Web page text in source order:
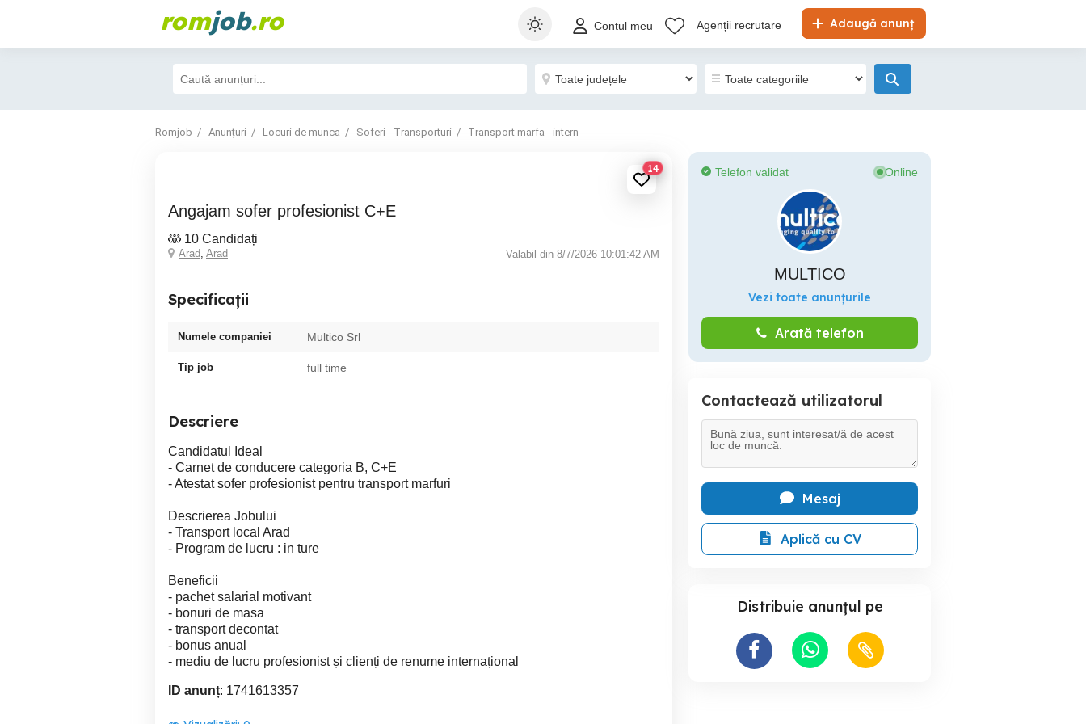
romjob.ro Adaugă anunț
Contul meu Agenții recrutare
Romjob Anunțuri Locuri de munca Soferi - Transporturi Transport marfa - intern
14
Angajam sofer profesionist C+E
10 Candidați
Arad, Arad Valabil din 8/7/2026 10:01:42 AM
Specificații
Numele companiei Multico Srl
Tip job full time
Descriere
Candidatul Ideal
- Carnet de conducere categoria B, C+E
- Atestat sofer profesionist pentru transport marfuri
Descrierea Jobului
- Transport local Arad
- Program de lucru : in ture
Beneficii
- pachet salarial motivant
- bonuri de masa
- transport decontat
- bonus anual
- mediu de lucru profesionist și clienți de renume internațional
ID anunț: 1741613357
Telefon validat Online
MULTICO
Vezi toate anunțurile
Arată telefon
Contactează utilizatorul
Mesaj
Aplică cu CV
Distribuie anunțul pe